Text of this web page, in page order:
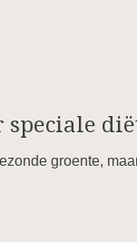
speciale
groente,